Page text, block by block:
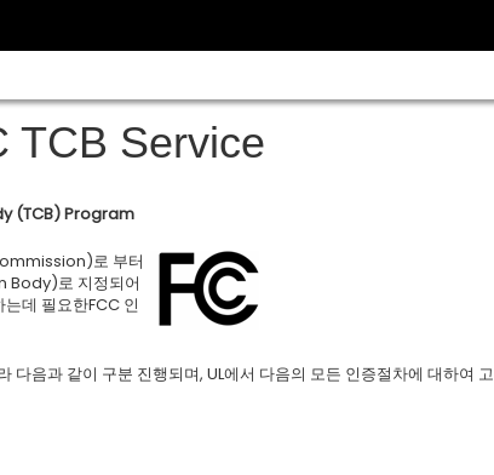
TCB Service
(TCB) Program
로 부터
로 지정되어
데 필요한FCC 인
다음과 같이 구분 진행되며, UL에서 다음의 모든 인증절차에 대하여 고